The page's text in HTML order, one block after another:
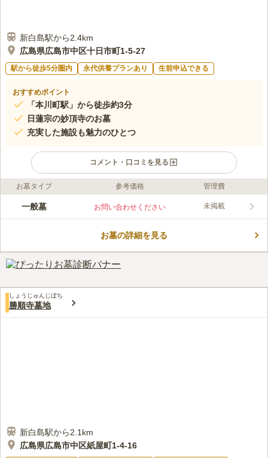
新白島駅から2.4km
広島県広島市中区十日市町1-5-27
駅から徒歩5分圏内 永代供養プランあり 生前申込できる
おすすめポイント
「本川町駅」から徒歩約3分
日蓮宗の妙頂寺のお墓
充実した施設も魅力のひとつ
コメント・口コミを見る
ライフドット編集部のコメント
広島市の中心部に位置している寺院墓地です。 「平和記念公園
ター」から車で約16分の場所なので、車でお参りに行くのにも便
でも安心してお参りをすることができます。
口コミ評価
お墓タイプ 参考価格 管理費
一般墓 お問い合わせください 未掲載
お墓の詳細を見る
しょうじゅんじぼち
勝順寺墓地
新白島駅から2.1km
広島県広島市中区紙屋町1-4-16